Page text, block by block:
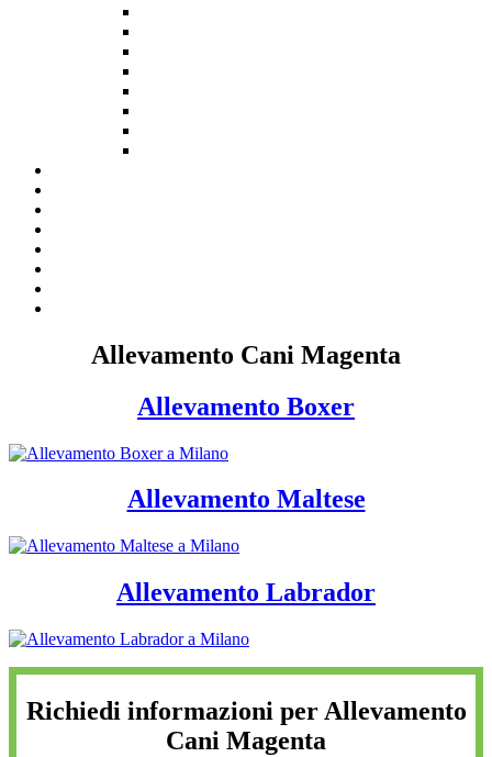
Allevamento Cani Magenta
Allevamento Boxer
Allevamento Maltese
Allevamento Labrador
Richiedi informazioni per Allevamento
Cani Magenta